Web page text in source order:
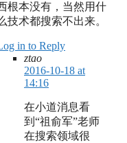
根本没有，当然用什
技术都搜索不出来。
in to Reply
ztao
2016-10-18 at
14:16
在小道消息看
到“祖俞军”老师
在搜索领域很